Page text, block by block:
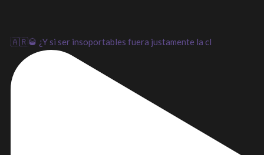
🇦🇷🥃 ¿Y si ser insoportables fuera justamente la cl